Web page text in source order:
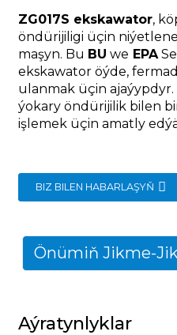
ZG017S ekskawator,
öndürijiligi üçin
maşyn. Bu BU we EPA
ekskawator öýde,
ulanmak üçin
ýokary öndürijilik bilen
işlemek üçin amatly
BIZ BILEN HABARLAŞYŇ
Önümiň Jikme-
Aýratynlyklar